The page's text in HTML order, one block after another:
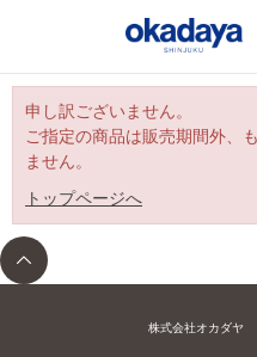
申し訳ございません。
ご指定の商品は販売期間外、
ません。
トップページへ
株式会社オカダヤ